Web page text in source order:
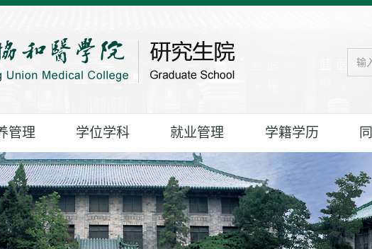
管理 学位学科 就业管理 学籍学历